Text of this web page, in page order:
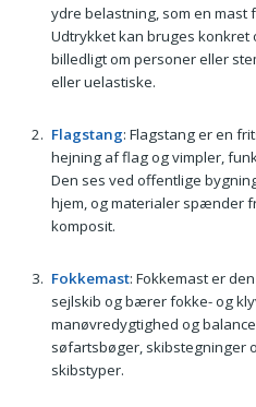
ydre belastning, som en
Udtrykket kan bruges
billedligt om personer eller
eller uelastiske.
Flagstang: Flagstang er en
hejning af flag og vimpler,
Den ses ved offentlige
hjem, og materialer spænder
komposit.
Fokkemast: Fokkemast er
sejlskib og bærer fokke- og
manøvredygtighed og
søfartsbøger, skibstegninger
skibstyper.